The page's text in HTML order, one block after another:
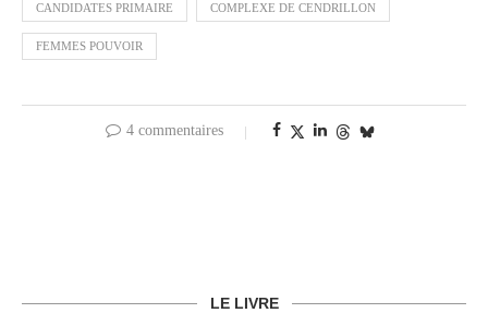
CANDIDATES PRIMAIRE COMPLEXE DE CENDRILLON
FEMMES POUVOIR
4 commentaires
LE LIVRE